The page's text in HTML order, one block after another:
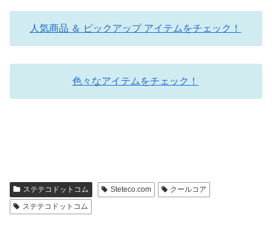
人気商品 ＆ ピックアップ アイテムをチェック！
色々なアイテムをチェック！
ステテコドットコム Steteco.com
クールコア
ステテコドットコム